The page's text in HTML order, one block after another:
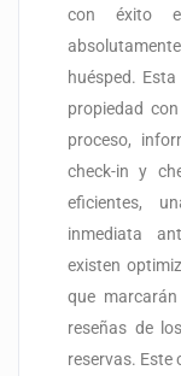
con éxito
huésped.
propiedad
proceso,
check-in y
eficientes,
inmediata
existen
que
reseñas de
reservas. Este